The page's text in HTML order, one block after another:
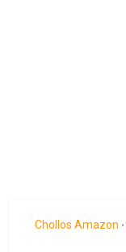
Chollos Amazon •